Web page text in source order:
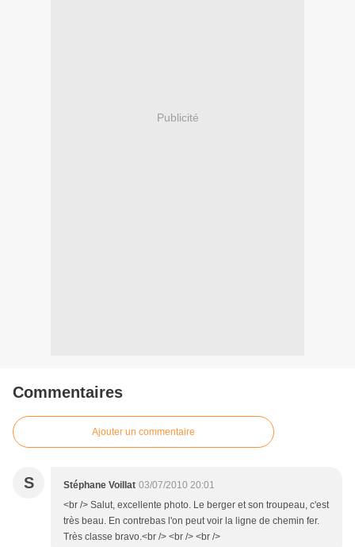
Publicité
Commentaires
Ajouter un commentaire
S Stéphane Voillat 03/07/2010 20:01
<br /> Salut, excellente photo. Le berger et son troupeau, c'est
très beau. En contrebas l'on peut voir la ligne de chemin fer.
Très classe bravo.<br /> <br /> <br />